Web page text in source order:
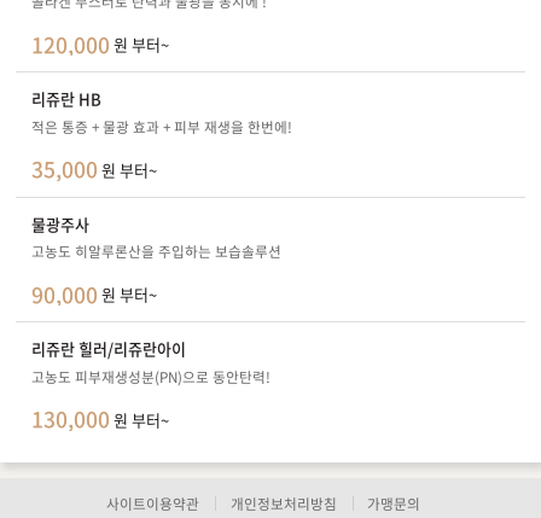
120,000 원 부터~
리쥬란 HB
적은 통증 + 물광 효과 + 피부 재생을 한번에!
35,000 원 부터~
물광주사
고농도 히알루론산을 주입하는 보습솔루션
90,000 원 부터~
리쥬란 힐러/리쥬란아이
고농도 피부재생성분(PN)으로 동안탄력!
130,000 원 부터~
사이트이용약관 개인정보처리방침 가맹문의